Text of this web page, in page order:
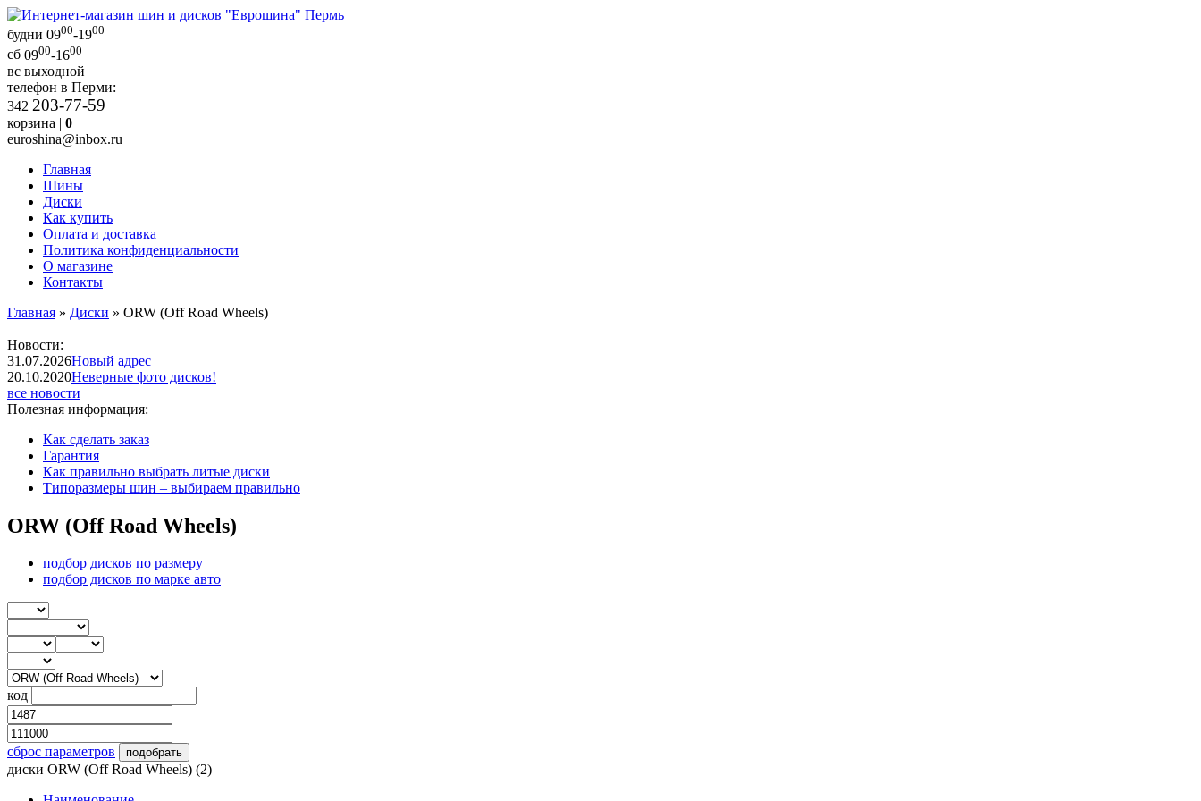
будни 0900-1900
сб 0900-1600
вс выходной
телефон в Перми:
342 203-77-59
корзина | 0
euroshina@inbox.ru
Главная
Шины
Диски
Как купить
Оплата и доставка
Политика конфиденциальности
О магазине
Контакты
Главная » Диски » ORW (Off Road Wheels)
Новости:
31.07.2026Новый адрес
20.10.2020Неверные фото дисков!
все новости
Полезная информация:
Как сделать заказ
Гарантия
Как правильно выбрать литые диски
Типоразмеры шин – выбираем правильно
ORW (Off Road Wheels)
подбор дисков по размеру
подбор дисков по марке авто
код
сброс параметров
диски ORW (Off Road Wheels) (2)